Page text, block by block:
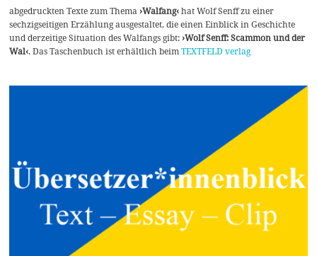
abgedruckten Texte zum Thema›Walfang‹hat Wolf Senff zu einer
sechzigseitigen Erzählung ausgestaltet, die einen Einblick in Geschichte
und derzeitige Situation des Walfangs gibt:›Wolf Senff: Scammon und der
Wal‹. Das Taschenbuch ist erhältlich beimTEXTFELD verlag